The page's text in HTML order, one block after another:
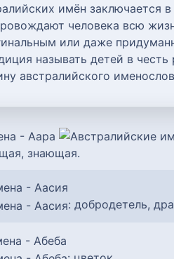
имён заключается
человека всю
или даже
называть детей в
австралийского
знающая.
: добродетель,